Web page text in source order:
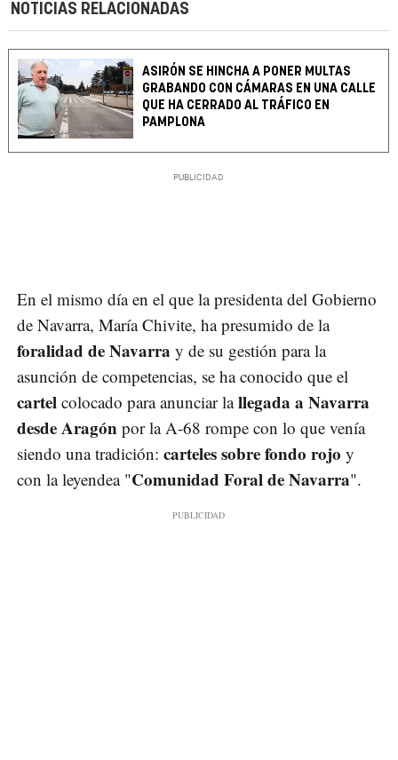
NOTICIAS RELACIONADAS
ASIRÓN SE HINCHA A PONER MULTAS
GRABANDO CON CÁMARAS EN UNA CALLE
QUE HA CERRADO AL TRÁFICO EN
PAMPLONA
En el mismo día en el que la presidenta del Gobierno
de Navarra, María Chivite, ha presumido de la
foralidad de Navarra y de su gestión para la
asunción de competencias, se ha conocido que el
cartel colocado para anunciar lallegada a Navarra
desde Aragón por la A-68 rompe con lo que venía
siendo una tradición: carteles sobre fondo rojo y
con la leyendea "Comunidad Foral de Navarra".